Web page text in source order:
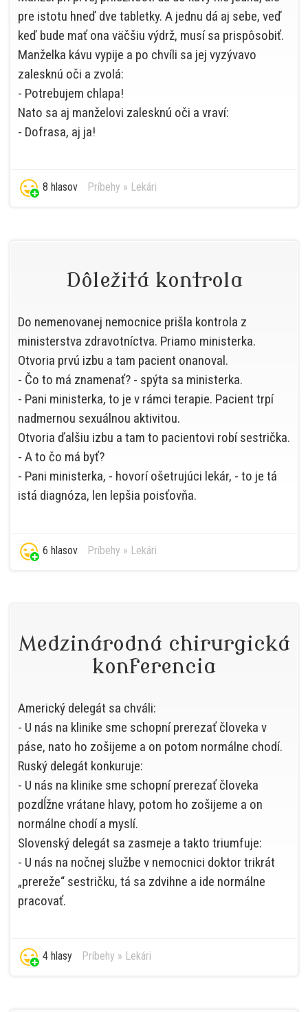
pre istotu hneď dve tabletky. A jednu dá aj sebe, veď
keď bude mať ona väčšiu výdrž, musí sa prispôsobiť.
Manželka kávu vypije a po chvíli sa jej vyzývavo
zalesknú oči a zvolá:
- Potrebujem chlapa!
Nato sa aj manželovi zalesknú oči a vraví:
- Dofrasa, aj ja!
8 hlasov Príbehy » Lekári
Dôležitá kontrola
Do nemenovanej nemocnice prišla kontrola z
ministerstva zdravotníctva. Priamo ministerka.
Otvoria prvú izbu a tam pacient onanoval.
- Čo to má znamenať? - spýta sa ministerka.
- Pani ministerka, to je v rámci terapie. Pacient trpí
nadmernou sexuálnou aktivitou.
Otvoria ďalšiu izbu a tam to pacientovi robí sestrička.
- A to čo má byť?
- Pani ministerka, - hovorí ošetrujúci lekár, - to je tá
istá diagnóza, len lepšia poisťovňa.
6 hlasov Príbehy » Lekári
Medzinárodná chirurgická
konferencia
Americký delegát sa chváli:
- U nás na klinike sme schopní prerezať človeka v
páse, nato ho zošijeme a on potom normálne chodí.
Ruský delegát konkuruje:
- U nás na klinike sme schopní prerezať človeka
pozdĺžne vrátane hlavy, potom ho zošijeme a on
normálne chodí a myslí.
Slovenský delegát sa zasmeje a takto triumfuje:
- U nás na nočnej službe v nemocnici doktor trikrát
„prereže“ sestričku, tá sa zdvihne a ide normálne
pracovať.
4 hlasy Príbehy » Lekári